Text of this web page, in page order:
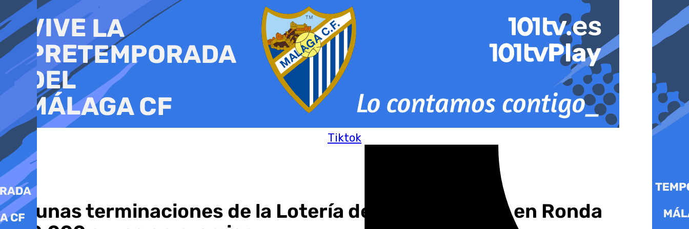
al
contenido
Tiktok
Algunas terminaciones de la Lotería de Navidad dejan en Ronda